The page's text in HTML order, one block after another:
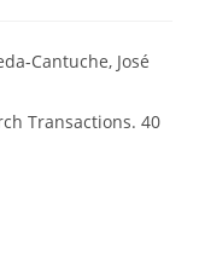
Cantuche, José
Transactions. 40